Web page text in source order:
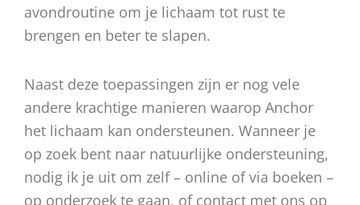
avondroutine om je lichaam tot rust te
brengen en beter te slapen.
Naast deze toepassingen zijn er nog vele
andere krachtige manieren waarop Anchor
het lichaam kan ondersteunen. Wanneer je
op zoek bent naar natuurlijke ondersteuning,
nodig ik je uit om zelf – online of via boeken –
op onderzoek te gaan, of contact met ons op